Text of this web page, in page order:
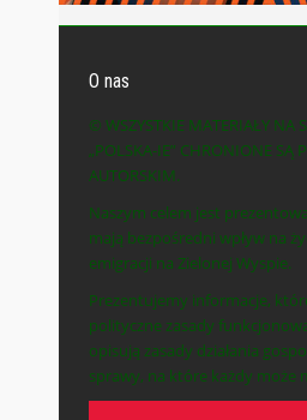
O nas
© WSZYSTKIE MATERIAŁY NA
„POLSKA-IE” CHRONIONE SĄ
AUTORSKIM.
Naszym celem jest
mają bezpośredni wpływ na
emigracji na Zielonej Wyspie.
Prezentujemy informacje,
polityczne zasady
opisują zasady działania
sprawy, na które każdy może